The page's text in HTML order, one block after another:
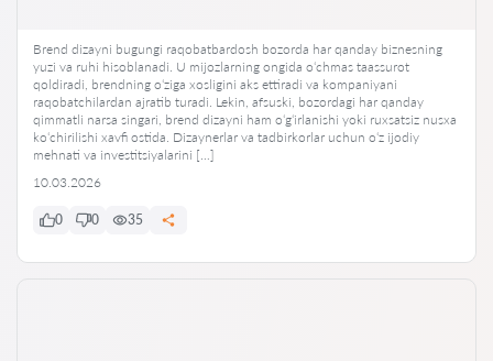
Brend dizayni bugungi raqobatbardosh bozorda har qanday biznesning
yuzi va ruhi hisoblanadi. U mijozlarning ongida o‘chmas taassurot
qoldiradi, brendning o‘ziga xosligini aks ettiradi va kompaniyani
raqobatchilardan ajratib turadi. Lekin, afsuski, bozordagi har qanday
qimmatli narsa singari, brend dizayni ham o‘g‘irlanishi yoki ruxsatsiz nusxa
ko‘chirilishi xavfi ostida. Dizaynerlar va tadbirkorlar uchun o‘z ijodiy
mehnati va investitsiyalarini […]
10.03.2026
0 0 35